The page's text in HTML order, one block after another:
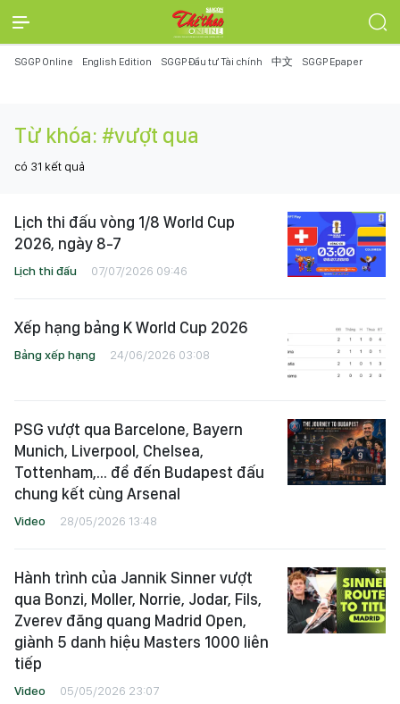
SGGP Online English Edition SGGP Đầu tư Tài chính 中文 SGGP Epaper
Từ khóa: #vượt qua
có 31 kết quả
Lịch thi đấu vòng 1/8 World Cup
2026, ngày 8-7
Lịch thi đấu 07/07/2026 09:46
Xếp hạng bảng K World Cup 2026
Bảng xếp hạng 24/06/2026 03:08
PSG vượt qua Barcelone, Bayern
Munich, Liverpool, Chelsea,
Tottenham,... để đến Budapest đấu
chung kết cùng Arsenal
Video 28/05/2026 13:48
Hành trình của Jannik Sinner vượt
qua Bonzi, Moller, Norrie, Jodar, Fils,
Zverev đăng quang Madrid Open,
giành 5 danh hiệu Masters 1000 liên
tiếp
Video 05/05/2026 23:07